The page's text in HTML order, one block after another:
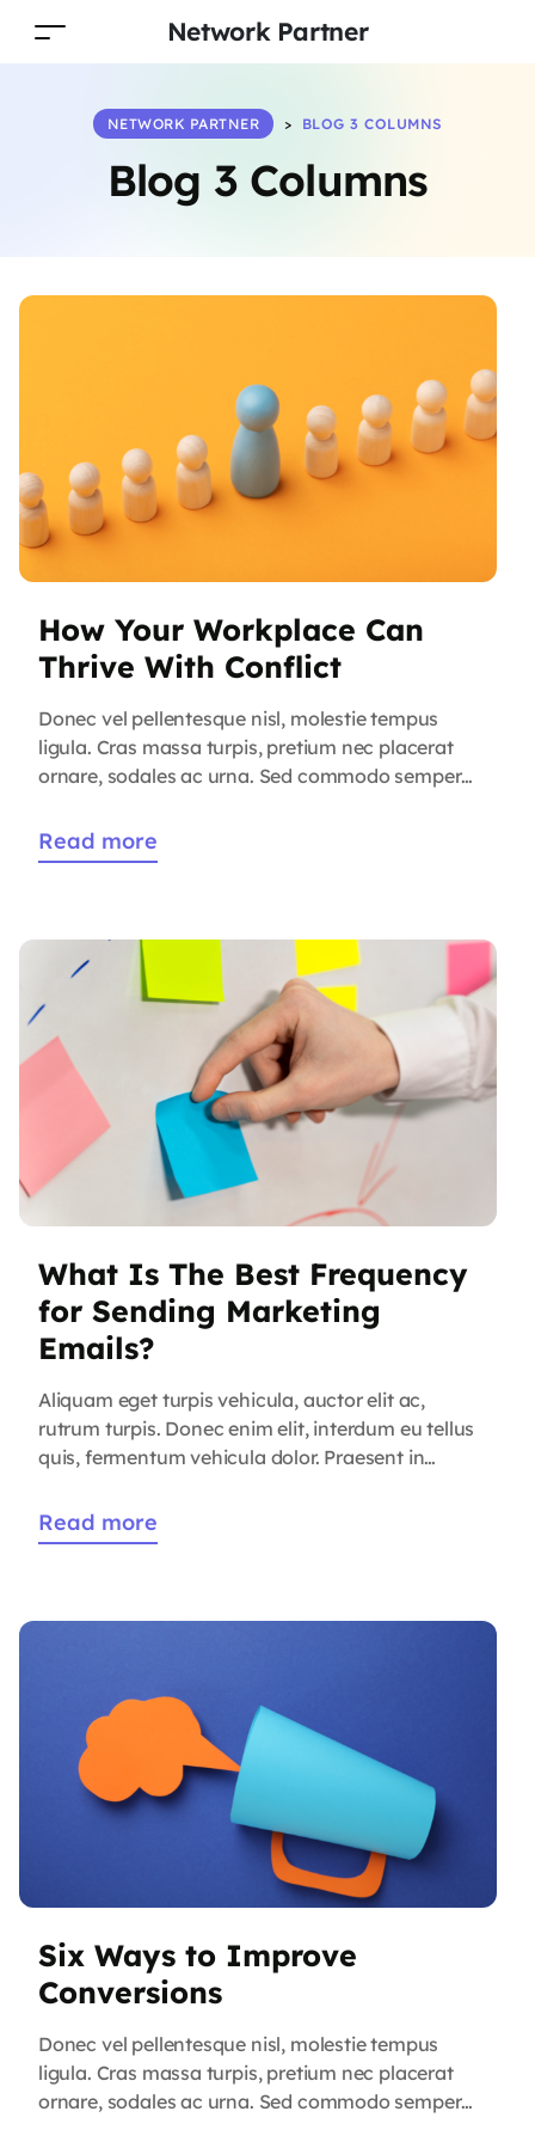
Network Partner
Blog 3 Columns
NETWORK PARTNER > BLOG 3 COLUMNS
How Your Workplace Can
Thrive With Conflict
Donec vel pellentesque nisl, molestie tempus
ligula. Cras massa turpis, pretium nec placerat
ornare, sodales ac urna. Sed commodo semper
efficitur sapien dapibus sed. Suspendisse iaculis
erat ut enim tincidunt, vitae bibendum lorem
condimentum sit […]
Read more
What Is The Best Frequency
for Sending Marketing
Emails?
Aliquam eget turpis vehicula, auctor elit ac,
rutrum turpis. Donec enim elit, interdum eu tellus
quis, fermentum vehicula dolor. Praesent in
accumsan. Phasellus scelerisque, massa ut
venenatis tristique, purus arcu volutpat orci,
Read more
Six Ways to Improve
Conversions
Donec vel pellentesque nisl, molestie tempus
ligula. Cras massa turpis, pretium nec placerat
ornare, sodales ac urna. Sed commodo semper